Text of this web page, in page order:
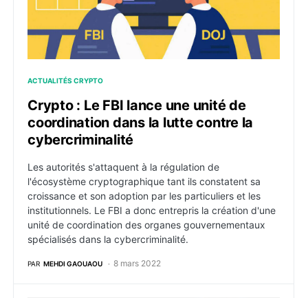
ACTUALITÉS CRYPTO
Crypto : Le FBI lance une unité de
coordination dans la lutte contre la
cybercriminalité
Les autorités s'attaquent à la régulation de
l'écosystème cryptographique tant ils constatent sa
croissance et son adoption par les particuliers et les
institutionnels. Le FBI a donc entrepris la création d'une
unité de coordination des organes gouvernementaux
spécialisés dans la cybercriminalité.
PAR MEHDI GAOUAOU 8 mars 2022